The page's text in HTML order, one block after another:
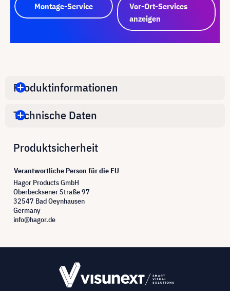
Montage-Service
Vor-Ort-Services
anzeigen
Produktinformationen
Technische Daten
Produktsicherheit
Verantwortliche Person für die EU
Hagor Products GmbH
Oberbecksener Straße 97
32547 Bad Oeynhausen
Germany
info@hagor.de